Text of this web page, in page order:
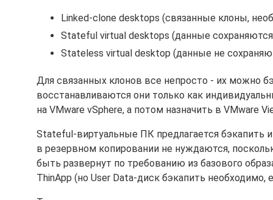
Linked-clone desktops (связанные клоны,
Stateful virtual desktops (данные
Stateless virtual desktop (данные не
Для связанных клонов все непросто - их можно
восстанавливаются они только как
на VMware vSphere, а потом назначить в VMware
Stateful-виртуальные ПК предлагается бэкапить
в резервном копировании не нуждаются,
быть развернут по требованию из базового
ThinApp (но User Data-диск бэкапить необходимо,